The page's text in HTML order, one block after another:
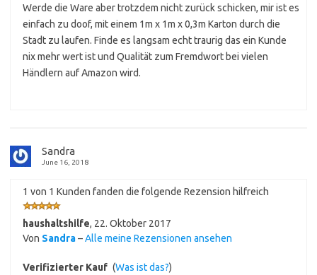
Werde die Ware aber trotzdem nicht zurück schicken, mir ist es
einfach zu doof, mit einem 1m x 1m x 0,3m Karton durch die
Stadt zu laufen. Finde es langsam echt traurig das ein Kunde
nix mehr wert ist und Qualität zum Fremdwort bei vielen
Händlern auf Amazon wird.
Sandra
June 16, 2018
1 von 1 Kunden fanden die folgende Rezension hilfreich
haushaltshilfe, 22. Oktober 2017
Von Sandra–Alle meine Rezensionen ansehen
Verifizierter Kauf (Was ist das?)